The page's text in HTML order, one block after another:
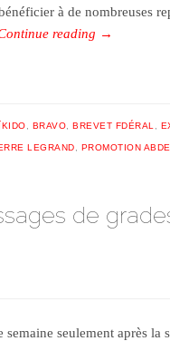
à de nombreuses
reading →
BRAVO ,BREVET FDÉRAL
LEGRAND PROMOTION
de
semaine seulement après la